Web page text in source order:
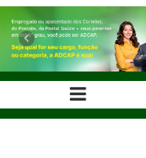
Previous